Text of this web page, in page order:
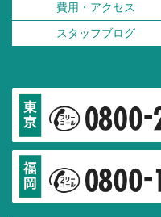
費用・アクセス
スタッフブログ